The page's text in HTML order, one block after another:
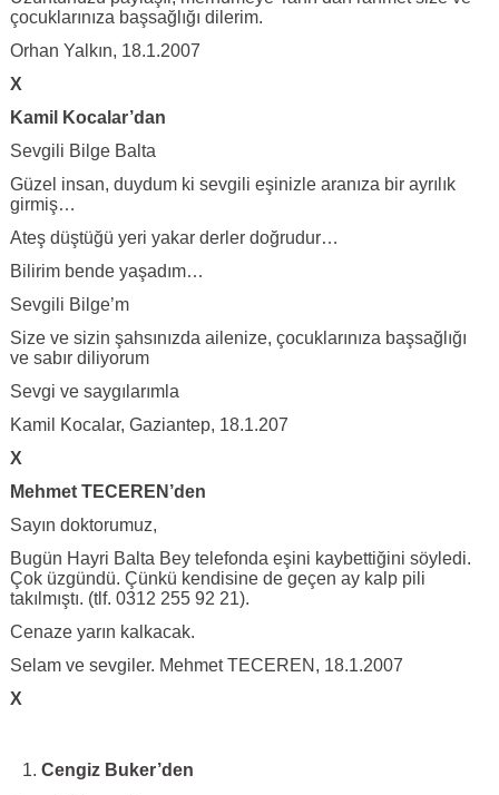
çocuklarınıza başsağlığı dilerim.
Orhan Yalkın, 18.1.2007
X
Kamil Kocalar’dan
Sevgili Bilge Balta
Güzel insan, duydum ki sevgili eşinizle aranıza bir ayrılık
girmiş…
Ateş düştüğü yeri yakar derler doğrudur…
Bilirim bende yaşadım…
Sevgili Bilge’m
Size ve sizin şahsınızda ailenize, çocuklarınıza başsağlığı
ve sabır diliyorum
Sevgi ve saygılarımla
Kamil Kocalar, Gaziantep, 18.1.207
X
Mehmet TECEREN’den
Sayın doktorumuz,
Bugün Hayri Balta Bey telefonda eşini kaybettiğini söyledi.
Çok üzgündü. Çünkü kendisine de geçen ay kalp pili
takılmıştı. (tlf. 0312 255 92 21).
Cenaze yarın kalkacak.
Selam ve sevgiler. Mehmet TECEREN, 18.1.2007
X
Cengiz Buker’den